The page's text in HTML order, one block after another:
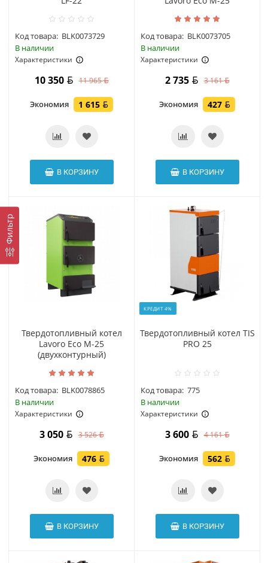
Фильтр
Код товара: BLK0073729
В наличии
Характеристики
10 350 11 965
Экономия 1 615
В КОРЗИНУ
Код товара: BLK0073705
В наличии
Характеристики
2 735 3 161
Экономия 427
В КОРЗИНУ
Твердотопливный котел
Lavoro Eco M-25
(двухконтурный)
Код товара: BLK0078865
В наличии
Характеристики
3 050 3 526
Экономия 476
В КОРЗИНУ
КРЕДИТ 4%
Твердотопливный котел TIS
PRO 25
Код товара: 775
В наличии
Характеристики
3 600 4 161
Экономия 562
В КОРЗИНУ